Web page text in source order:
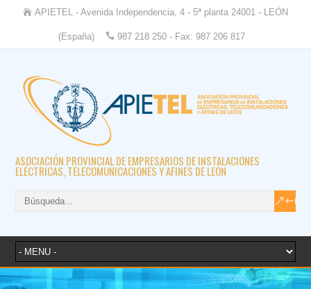
APIETEL - Avenida Independencia, 4 - 5ª planta 24001 - LEÓN
(España) 987 218 250 - Fax: 987 206 817
ASOCIACIÓN PROVINCIAL DE EMPRESARIOS DE INSTALACIONES
ELÉCTRICAS, TELECOMUNICACIONES Y AFINES DE LEÓN